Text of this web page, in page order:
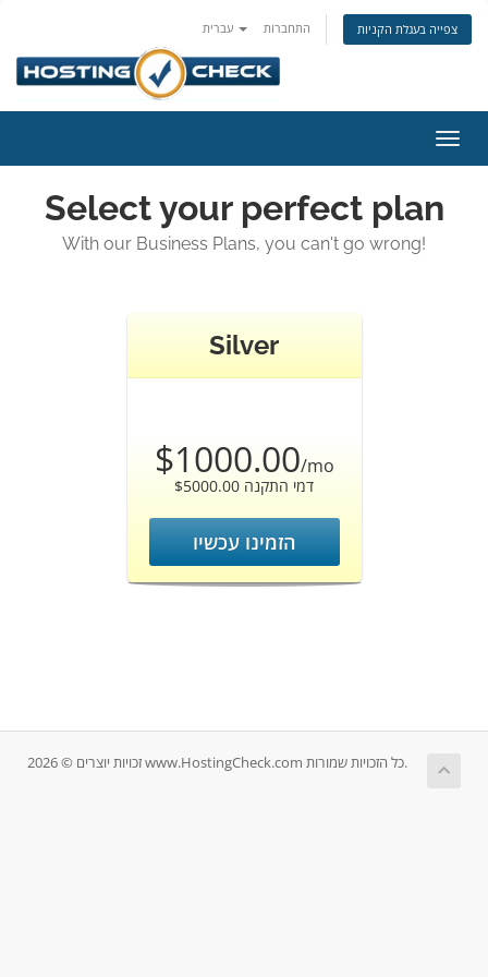
התחברות צפייה בעגלת הקניות
ניווט
Select your perfect plan
With our Business Plans, you can't go wrong!
Silver
$1000.00/mo
$5000.00 דמי התקנה
הזמינו עכשיו
זכויות יוצרים © 2026 www.HostingCheck.com כל הזכויות שמורות.